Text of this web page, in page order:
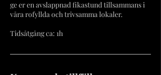
ge er en avslappnad fikastund tillsammans i
våra rofyllda och trivsamma lokaler.
Tidsåtgång ca: 1h